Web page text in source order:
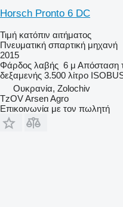
Horsch Pronto 6 DC
Τιμή κατόπιν αιτήματος
Πνευματική σπαρτική μηχανή
2015
Φάρδος λαβής 6 μ Απόσταση
δεξαμενής 3.500 λίτρο
Ουκρανία, Zolochiv
TzOV Arsen Agro
Επικοινωνία με τον πωλητή